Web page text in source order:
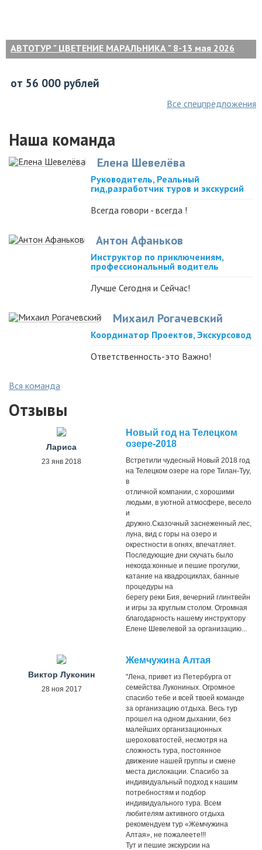
АВТОТУР " ЦВЕТЕНИЕ МАРАЛЬНИКА " 8-13 мая 2026
от 56 000 рублей
Все спецпредложения
Наша команда
Елена Шевелёва
Руководитель, Реальный
гид,разработчик туров и экскурсий
Всегда говори - всегда !
Антон Афаньков
Инструктор по приключениям,
профессиональный водитель
Лучше Сегодня и Сейчас!
Михаил Рогачевский
Координатор Проектов, Экскурсовод
Ответственность-это Важно!
Вся команда
Отзывы
Лариса
23 янв 2018
Новый год на Телецком
озере-2018
Встретили чудесный Новый 2018 год
на Телецком озере на горе Тилан-Туу,
в
отличной компании, с хорошими
людьми, в уютной атмосфере, весело
и
дружно.Сказочный заснеженный лес,
луна, вид с горы на озеро и
окрестности в огнях, впечатляет.
Последующие дни скучать было
некогда:конные и пешие прогулки,
катание на квадроциклах, банные
процедуры на
берегу реки Бия, вечерний глинтвейн
и игры за круглым столом. Огромная
благодарность нашему инструктору
Елене Шевелевой за организацию...
Виктор Луконин
28 ноя 2017
Жемчужина Алтая
"Лена, привет из Петербурга от
семейства Лукониных. Огромное
спасибо тебе и всей твоей команде
за организацию отдыха. Весь тур
прошел на одном дыхании, без
малейших организационных
шероховатостей, несмотря на
сложность тура, постоянное
движение нашей группы и смене
места дислокации. Спасибо за
индивидуальный подход к нашим
потребностям и подбор
индивидуального тура. Всем
любителям активного отдыха
рекомендуем тур «Жемчужина
Алтая», не пожалеете!!!
Тут и пешие экскурсии на